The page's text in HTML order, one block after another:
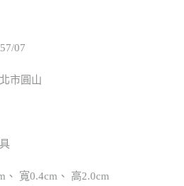
07
市圓山
、 寬0.4cm、 高2.0cm